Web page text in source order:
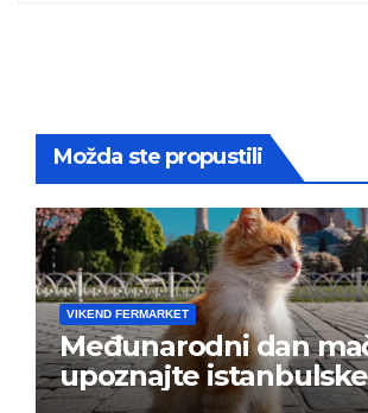
Možda ste propustili
VIKEND FERMARKET
Međunarodni dan
upoznajte